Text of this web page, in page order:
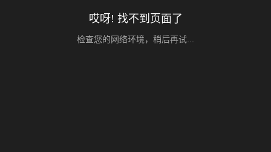
哎呀! 找不到页面了
检查您的网络环境，稍后再试...